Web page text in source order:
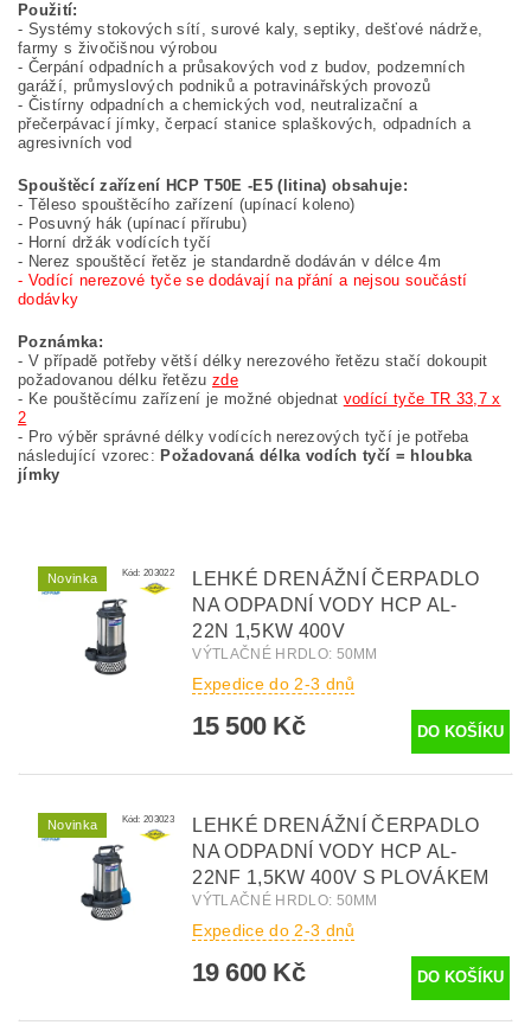
Použití:
- Systémy stokových sítí, surové kaly, septiky, dešťové nádrže,
farmy s živočišnou výrobou
- Čerpání odpadních a průsakových vod z budov, podzemních
garáží, průmyslových podniků a potravinářských provozů
- Čistírny odpadních a chemických vod, neutralizační a
přečerpávací jímky, čerpací stanice splaškových, odpadních a
agresivních vod
Spouštěcí zařízení HCP T50E -E5 (litina) obsahuje:
- Těleso spouštěcího zařízení (upínací koleno)
- Posuvný hák (upínací přírubu)
- Horní držák vodících tyčí
- Nerez spouštěcí řetěz je standardně dodáván v délce 4m
- Vodící nerezové tyče se dodávají na přání a nejsou součástí
dodávky
Poznámka:
- V případě potřeby větší délky nerezového řetězu stačí dokoupit
požadovanou délku řetězuzde
- Ke pouštěcímu zařízení je možné objednat vodící tyče TR 33,7 x
2
- Pro výběr správné délky vodících nerezových tyčí je potřeba
následující vzorec: Požadovaná délka vodích tyčí = hloubka
jímky
Novinka Kód:203022
LEHKÉ DRENÁŽNÍ ČERPADLO
NA ODPADNÍ VODY HCP AL-
22N 1,5KW 400V
VÝTLAČNÉ HRDLO: 50MM
Expedice do 2-3 dnů
15 500 Kč
Novinka Kód:203023
LEHKÉ DRENÁŽNÍ ČERPADLO
NA ODPADNÍ VODY HCP AL-
22NF 1,5KW 400V S PLOVÁKEM
VÝTLAČNÉ HRDLO: 50MM
Expedice do 2-3 dnů
19 600 Kč